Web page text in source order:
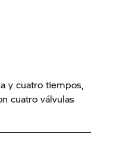
y cuatro tiempos,
cuatro válvulas